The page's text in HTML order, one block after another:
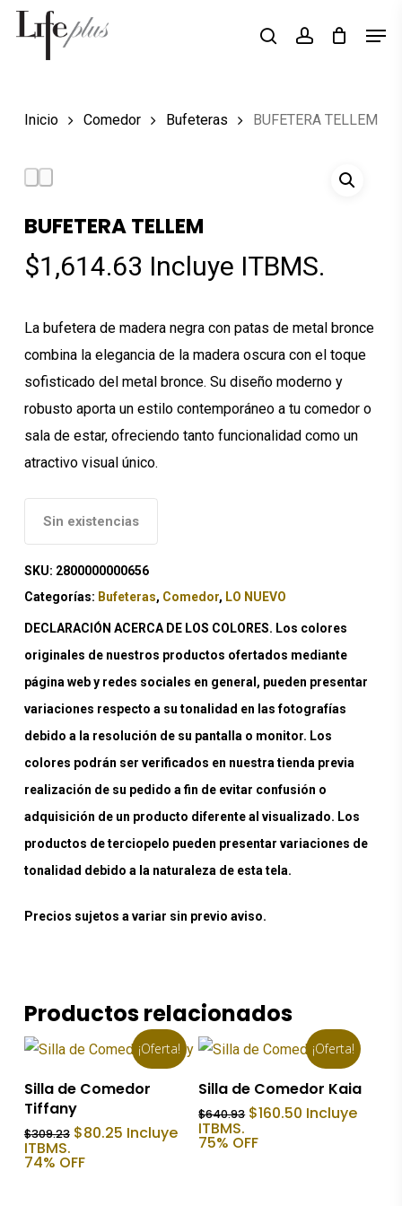
Skip
Búsqueda
productos
searchaccount
Inicio Comedor Bufeteras BUFETERA TELLEM
BUFETERA TELLEM
$1,614.63 Incluye ITBMS.
La bufetera de madera negra con patas de metal bronce
combina la elegancia de la madera oscura con el toque
sofisticado del metal bronce. Su diseño moderno y
robusto aporta un estilo contemporáneo a tu comedor o
sala de estar, ofreciendo tanto funcionalidad como un
atractivo visual único.
Sin existencias
SKU: 2800000000656
Categorías: Bufeteras, Comedor, LO NUEVO
DECLARACIÓN ACERCA DE LOS COLORES. Los colores
originales de nuestros productos ofertados mediante
página web y redes sociales en general, pueden presentar
variaciones respecto a su tonalidad en las fotografías
debido a la resolución de su pantalla o monitor. Los
colores podrán ser verificados en nuestra tienda previa
realización de su pedido a fin de evitar confusión o
adquisición de un producto diferente al visualizado. Los
productos de terciopelo pueden presentar variaciones de
tonalidad debido a la naturaleza de esta tela.
Precios sujetos a variar sin previo aviso.
Productos relacionados
¡Oferta!
Añadir Al Carrito
Silla de Comedor
Tiffany
$309.23 El
original
$80.25El
precio
Incluye
ITBMS.
74% OFF
¡Oferta!
Añadir Al Carrito
Silla de Comedor Kaia
$640.93 El
original
$160.50 El
precio
Incluye
ITBMS.
75% OFF